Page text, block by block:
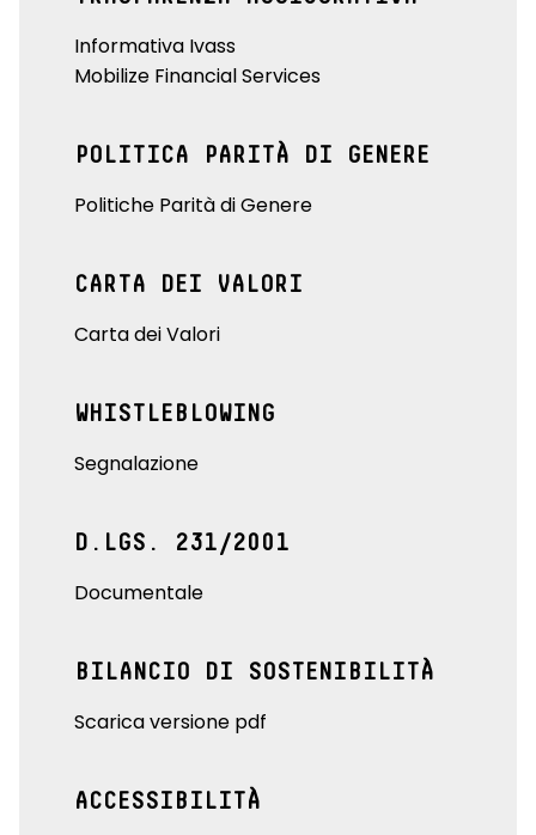
Informativa Ivass
Mobilize Financial Services
POLITICA PARITÀ DI GENERE
Politiche Parità di Genere
CARTA DEI VALORI
Carta dei Valori
WHISTLEBLOWING
Segnalazione
D.LGS. 231/2001
Documentale
BILANCIO DI SOSTENIBILITÀ
Scarica versione pdf
ACCESSIBILITÀ